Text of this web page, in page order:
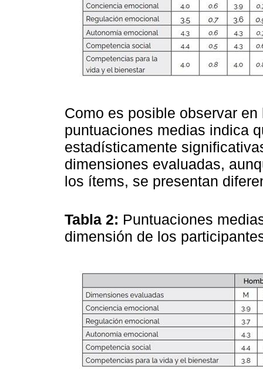
Como es posible observar
puntuaciones medias indica
estadísticamente
dimensiones evaluadas,
los ítems, se presentan
Tabla 2: Puntuaciones
dimensión de los